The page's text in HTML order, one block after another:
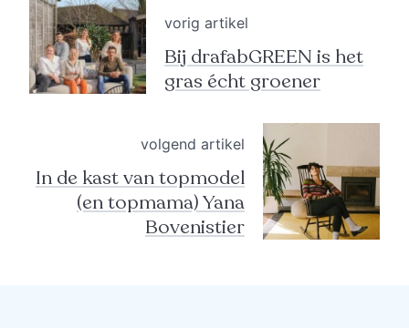
vorig artikel
Bij drafabGREEN is het
gras écht groener
volgend artikel
In de kast van topmodel
(en topmama) Yana
Bovenistier